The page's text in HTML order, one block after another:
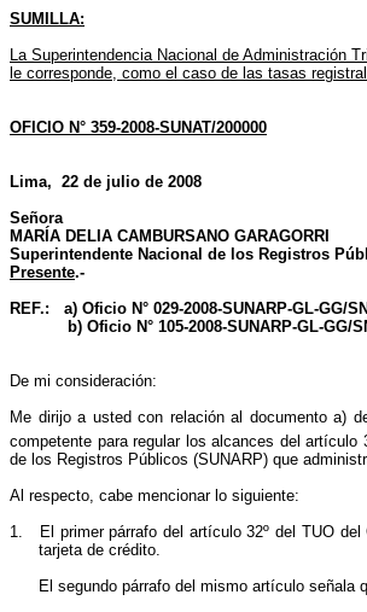
SUMILLA:
La Superintendencia Nacional de Administración
le corresponde, como el caso de las tasas
OFICIO N° 359-2008-SUNAT/200000
Lima, 22 de julio de 2008
Señora
MARÍA DELIA CAMBURSANO GARAGORRI
Superintendente Nacional de los Registros
Presente.-
REF.: a) Oficio N° 029-2008-SUNARP-GL-GG/SN
b) Oficio N° 105-2008-SUNARP-GL-GG/
De mi consideración:
Me dirijo a usted con relación al documento a)
competente para regular los alcances del artículo
de los Registros Públicos (SUNARP) que
Al respecto, cabe mencionar lo siguiente:
1.
El primer párrafo del artículo 32º del TUO del
tarjeta de crédito.
El segundo párrafo del mismo artículo señala